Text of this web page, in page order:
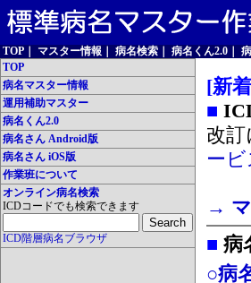
TOP マスター情報 病名検索 病名くん2.0
TOP
病名マスター情報
運用補助マスター
病名くん2.0
病名さん Android版
病名さん iOS版
作業班について
オンライン病名検索
ICDコードでも検索できます
ICD階層病名ブラウザ
[新
■
改
ービ
→
■ 病
○病